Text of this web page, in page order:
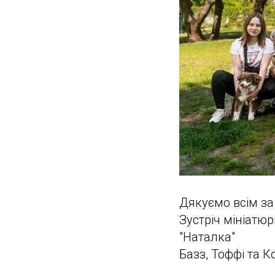
Дякуємо всім
Зустріч
"Наталка"
Базз, Тоффі та